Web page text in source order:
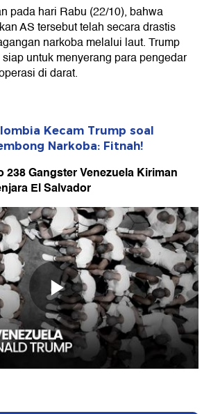
pada hari Rabu (22/10), bahwa
AS tersebut telah secara drastis
narkoba melalui laut. Trump
untuk menyerang para pengedar
di darat.
Kecam Trump soal
Narkoba: Fitnah!
238 Gangster Venezuela Kiriman
El Salvador